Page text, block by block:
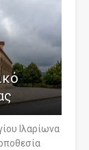
Ιλαρίωνα